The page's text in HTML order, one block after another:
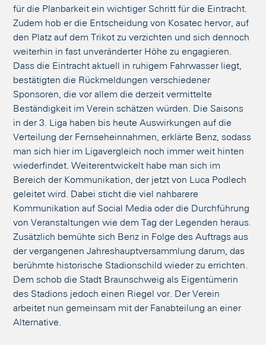
für die Planbarkeit ein wichtiger Schritt für die Eintracht.
Zudem hob er die Entscheidung von Kosatec hervor, auf
den Platz auf dem Trikot zu verzichten und sich dennoch
weiterhin in fast unveränderter Höhe zu engagieren.
Dass die Eintracht aktuell in ruhigem Fahrwasser liegt,
bestätigten die Rückmeldungen verschiedener
Sponsoren, die vor allem die derzeit vermittelte
Beständigkeit im Verein schätzen würden. Die Saisons
in der 3. Liga haben bis heute Auswirkungen auf die
Verteilung der Fernseheinnahmen, erklärte Benz, sodass
man sich hier im Ligavergleich noch immer weit hinten
wiederfindet. Weiterentwickelt habe man sich im
Bereich der Kommunikation, der jetzt von Luca Podlech
geleitet wird. Dabei sticht die viel nahbarere
Kommunikation auf Social Media oder die Durchführung
von Veranstaltungen wie dem Tag der Legenden heraus.
Zusätzlich bemühte sich Benz in Folge des Auftrags aus
der vergangenen Jahreshauptversammlung darum, das
berühmte historische Stadionschild wieder zu errichten.
Dem schob die Stadt Braunschweig als Eigentümerin
des Stadions jedoch einen Riegel vor. Der Verein
arbeitet nun gemeinsam mit der Fanabteilung an einer
Alternative.